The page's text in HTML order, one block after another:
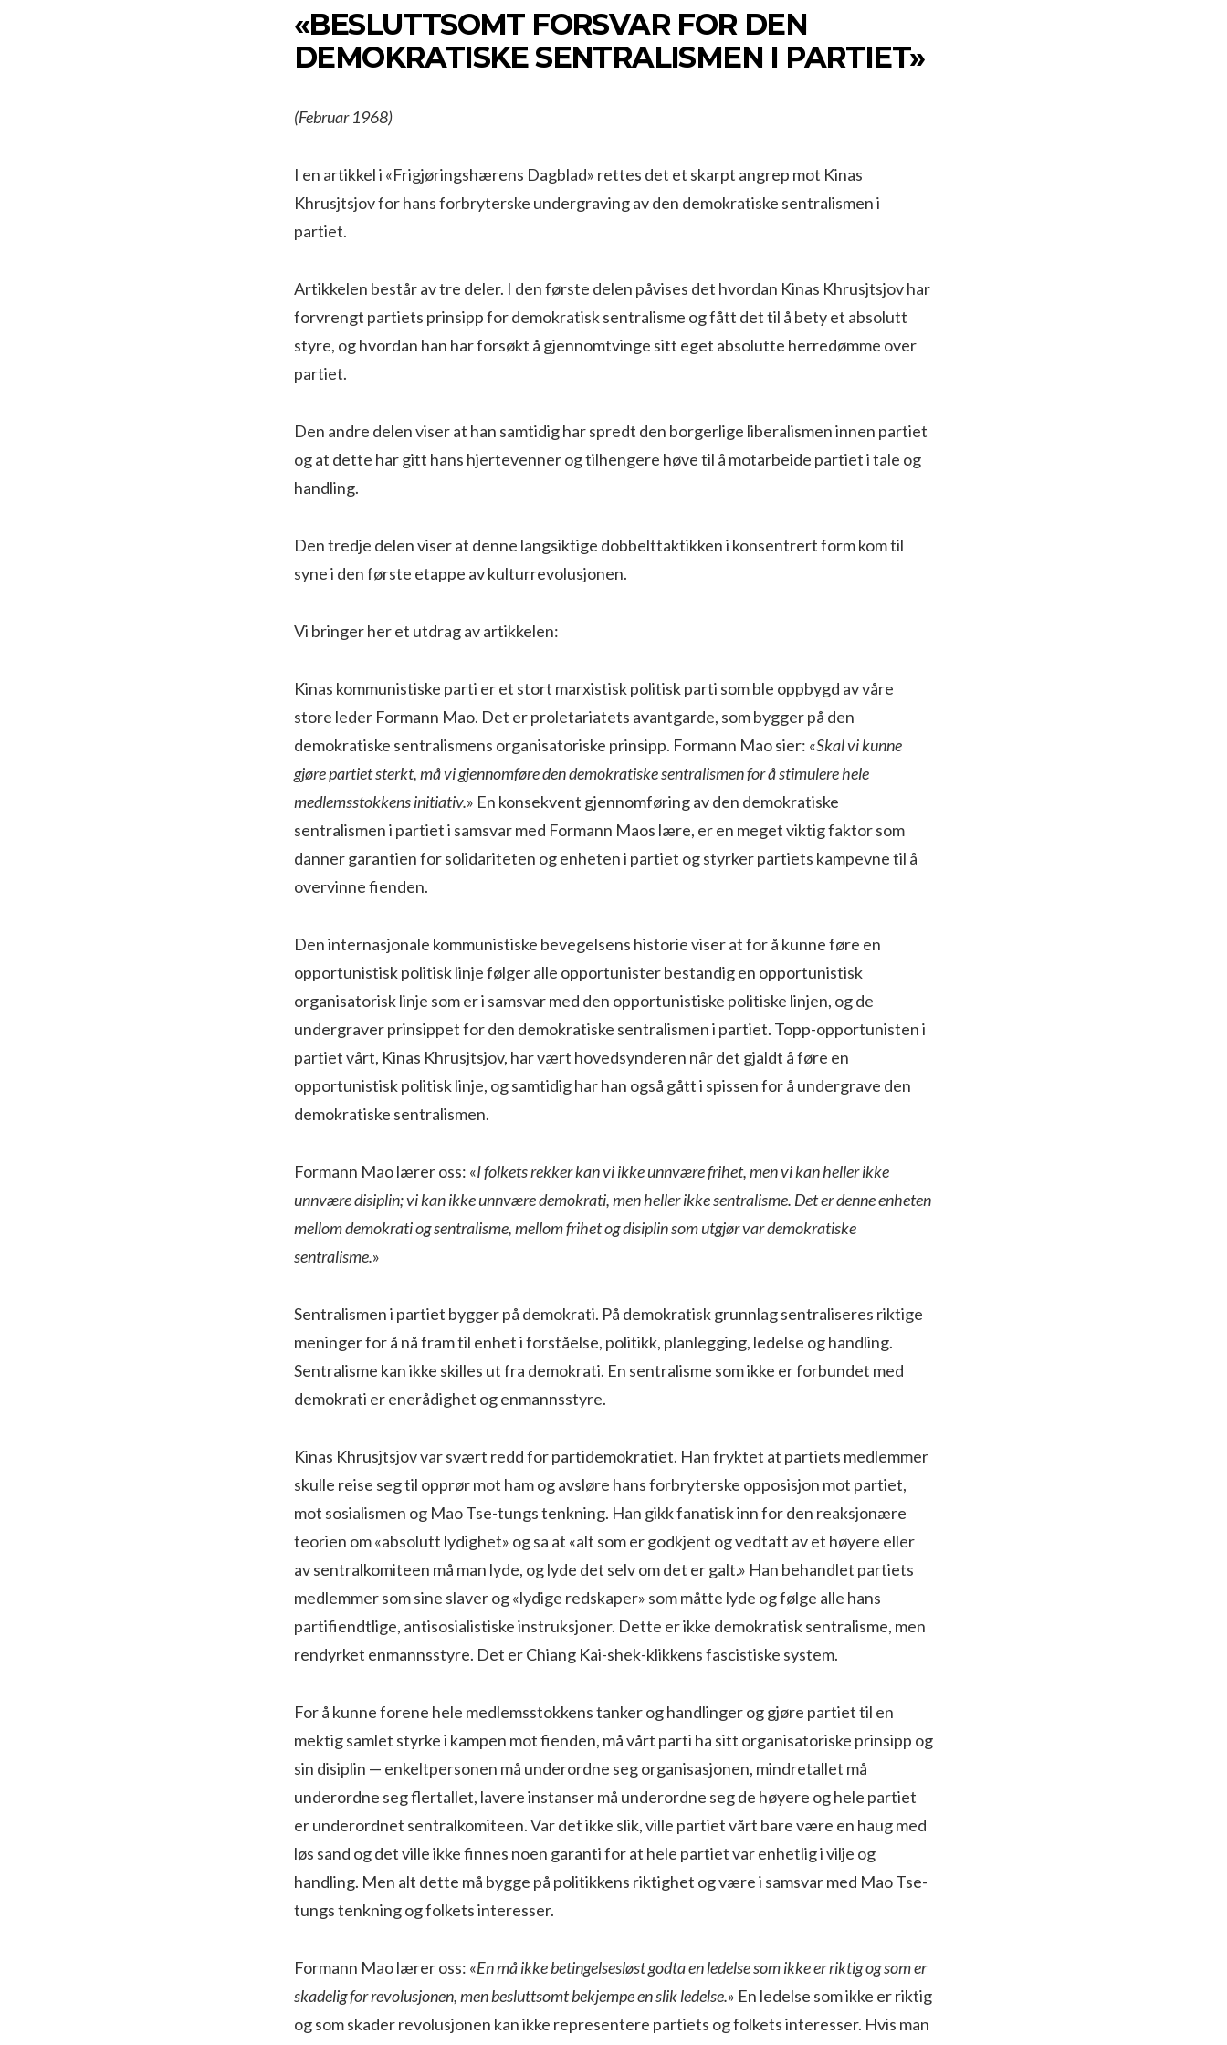
«BESLUTTSOMT FORSVAR FOR DEN
DEMOKRATISKE SENTRALISMEN I PARTIET»
(Februar 1968)
I en artikkel i «Frigjøringshærens Dagblad» rettes det et skarpt angrep mot Kinas
Khrusjtsjov for hans forbryterske undergraving av den demokratiske sentralismen i
partiet.
Artikkelen består av tre deler. I den første delen påvises det hvordan Kinas Khrusjtsjov har
forvrengt partiets prinsipp for demokratisk sentralisme og fått det til å bety et absolutt
styre, og hvordan han har forsøkt å gjennomtvinge sitt eget absolutte herredømme over
partiet.
Den andre delen viser at han samtidig har spredt den borgerlige liberalismen innen partiet
og at dette har gitt hans hjertevenner og tilhengere høve til å motarbeide partiet i tale og
handling.
Den tredje delen viser at denne langsiktige dobbelttaktikken i konsentrert form kom til
syne i den første etappe av kulturrevolusjonen.
Vi bringer her et utdrag av artikkelen:
Kinas kommunistiske parti er et stort marxistisk politisk parti som ble oppbygd av våre
store leder Formann Mao. Det er proletariatets avantgarde, som bygger på den
demokratiske sentralismens organisatoriske prinsipp. Formann Mao sier: «Skal vi kunne
gjøre partiet sterkt, må vi gjennomføre den demokratiske sentralismen for å stimulere hele
medlemsstokkens initiativ.» En konsekvent gjennomføring av den demokratiske
sentralismen i partiet i samsvar med Formann Maos lære, er en meget viktig faktor som
danner garantien for solidariteten og enheten i partiet og styrker partiets kampevne til å
overvinne fienden.
Den internasjonale kommunistiske bevegelsens historie viser at for å kunne føre en
opportunistisk politisk linje følger alle opportunister bestandig en opportunistisk
organisatorisk linje som er i samsvar med den opportunistiske politiske linjen, og de
undergraver prinsippet for den demokratiske sentralismen i partiet. Topp-opportunisten i
partiet vårt, Kinas Khrusjtsjov, har vært hovedsynderen når det gjaldt å føre en
opportunistisk politisk linje, og samtidig har han også gått i spissen for å undergrave den
demokratiske sentralismen.
Formann Mao lærer oss: «I folkets rekker kan vi ikke unnvære frihet, men vi kan heller ikke
unnvære disiplin; vi kan ikke unnvære demokrati, men heller ikke sentralisme. Det er denne enheten
mellom demokrati og sentralisme, mellom frihet og disiplin som utgjør var demokratiske
sentralisme.»
Sentralismen i partiet bygger på demokrati. På demokratisk grunnlag sentraliseres riktige
meninger for å nå fram til enhet i forståelse, politikk, planlegging, ledelse og handling.
Sentralisme kan ikke skilles ut fra demokrati. En sentralisme som ikke er forbundet med
demokrati er enerådighet og enmannsstyre.
Kinas Khrusjtsjov var svært redd for partidemokratiet. Han fryktet at partiets medlemmer
skulle reise seg til opprør mot ham og avsløre hans forbryterske opposisjon mot partiet,
mot sosialismen og Mao Tse-tungs tenkning. Han gikk fanatisk inn for den reaksjonære
teorien om «absolutt lydighet» og sa at «alt som er godkjent og vedtatt av et høyere eller
av sentralkomiteen må man lyde, og lyde det selv om det er galt.» Han behandlet partiets
medlemmer som sine slaver og «lydige redskaper» som måtte lyde og følge alle hans
partifiendtlige, antisosialistiske instruksjoner. Dette er ikke demokratisk sentralisme, men
rendyrket enmannsstyre. Det er Chiang Kai-shek-klikkens fascistiske system.
For å kunne forene hele medlemsstokkens tanker og handlinger og gjøre partiet til en
mektig samlet styrke i kampen mot fienden, må vårt parti ha sitt organisatoriske prinsipp og
sin disiplin — enkeltpersonen må underordne seg organisasjonen, mindretallet må
underordne seg flertallet, lavere instanser må underordne seg de høyere og hele partiet
er underordnet sentralkomiteen. Var det ikke slik, ville partiet vårt bare være en haug med
løs sand og det ville ikke finnes noen garanti for at hele partiet var enhetlig i vilje og
handling. Men alt dette må bygge på politikkens riktighet og være i samsvar med Mao Tse-
tungs tenkning og folkets interesser.
Formann Mao lærer oss: «En må ikke betingelsesløst godta en ledelse som ikke er riktig og som er
skadelig for revolusjonen, men besluttsomt bekjempe en slik ledelse.» En ledelse som ikke er riktig
og som skader revolusjonen kan ikke representere partiets og folkets interesser. Hvis man